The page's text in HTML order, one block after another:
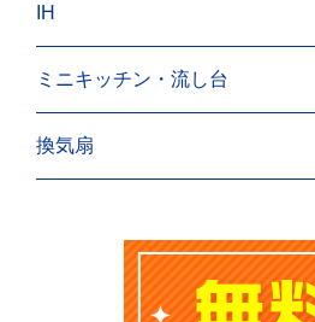
IH
ミニキッチン・流し台
換気扇